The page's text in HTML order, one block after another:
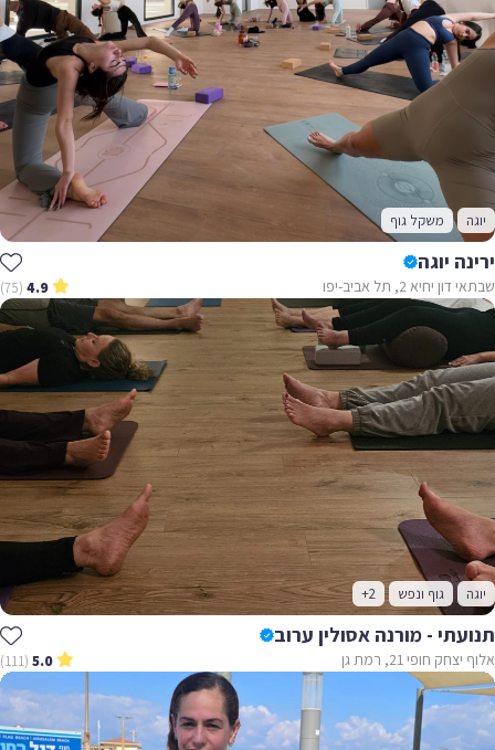
יוגה משקל גוף
ירינה יוגה
שבתאי דון יחיא 2, תל אביב-יפו 4.9
(75)
יוגה גוף ונפש +2
תנועתי - מורנה אסולין ערוב
אלוף יצחק חופי 21, רמת גן 5.0
(111)